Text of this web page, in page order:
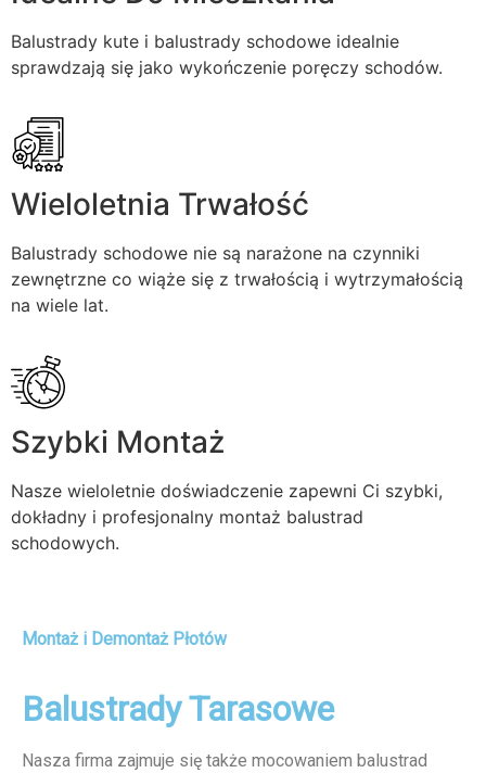
Balustrady kute i balustrady schodowe idealnie
sprawdzają się jako wykończenie poręczy schodów.
Wieloletnia Trwałość
Balustrady schodowe nie są narażone na czynniki
zewnętrzne co wiąże się z trwałością i wytrzymałością
na wiele lat.
Szybki Montaż
Nasze wieloletnie doświadczenie zapewni Ci szybki,
dokładny i profesjonalny montaż balustrad
schodowych.
Montaż i Demontaż Płotów
Balustrady Tarasowe
Nasza firma zajmuje się także mocowaniem balustrad